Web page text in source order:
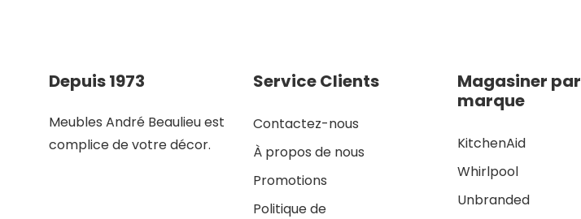
Depuis 1973
Meubles André Beaulieu est
complice de votre décor.
Service Clients
Contactez-nous
À propos de nous
Promotions
Politique de
Magasiner par
marque
KitchenAid
Whirlpool
Unbranded